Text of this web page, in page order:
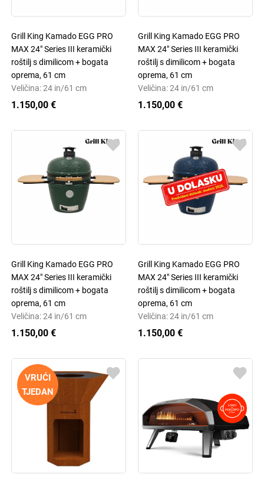
Grill King Kamado EGG PRO
MAX 24" Series III keramički
roštilj s dimilicom + bogata
oprema, 61 cm
Veličina: 24 in/61 cm
1.150,00 €
Grill King Kamado EGG PRO
MAX 24" Series III keramički
roštilj s dimilicom + bogata
oprema, 61 cm
Veličina: 24 in/61 cm
1.150,00 €
Grill King Kamado EGG PRO
MAX 24" Series III keramički
roštilj s dimilicom + bogata
oprema, 61 cm
Veličina: 24 in/61 cm
1.150,00 €
Grill King Kamado EGG PRO
MAX 24" Series III keramički
roštilj s dimilicom + bogata
oprema, 61 cm
Veličina: 24 in/61 cm
1.150,00 €
VRUĆI
TJEDAN